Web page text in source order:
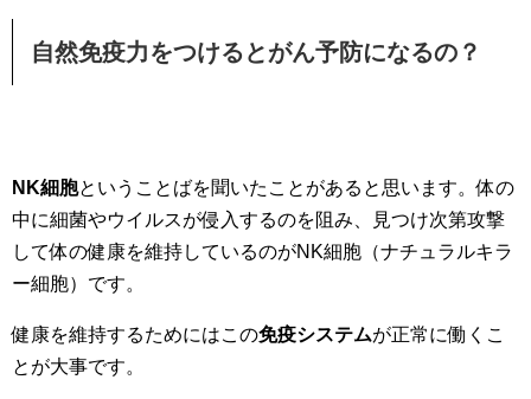
自然免疫力をつけるとがん予防になるの？
NK細胞ということばを聞いたことがあると思います。体の
中に細菌やウイルスが侵入するのを阻み、見つけ次第攻撃
して体の健康を維持しているのがNK細胞（ナチュラルキラ
ー細胞）です。
健康を維持するためにはこの免疫システムが正常に働くこ
とが大事です。